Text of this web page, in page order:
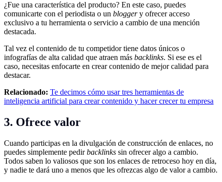
¿Fue una característica del producto? En este caso, puedes
comunicarte con el periodista o un bloggery ofrecer acceso
exclusivo a tu herramienta o servicio a cambio de una mención
destacada.
Tal vez el contenido de tu competidor tiene datos únicos o
infografías de alta calidad que atraen más backlinks. Si ese es el
caso, necesitas enfocarte en crear contenido de mejor calidad para
destacar.
Relacionado: Te decimos cómo usar tres herramientas de
inteligencia artificial para crear contenido y hacer crecer tu empresa
3. Ofrece valor
Cuando participas en la divulgación de construcción de enlaces, no
puedes simplemente pedirbacklinks sin ofrecer algo a cambio.
Todos saben lo valiosos que son los enlaces de retroceso hoy en día,
y nadie te dará uno a menos que les ofrezcas algo de valor a cambio.